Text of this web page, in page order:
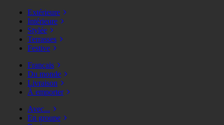
Extérieure
Intérieure
Stylée
Terrasses
Festive
Français
Du monde
Livraison
À emporter
Avec...
En groupe